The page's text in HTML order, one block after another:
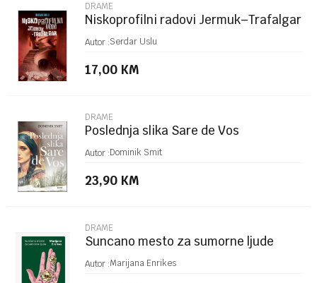
Poruka
POŠALJI
DRAME
Niskoprofilni radovi Jermuk–Trafalgar
Autor :Serdar Uslu
17,00 KM
DRAME
Poslednja slika Sare de Vos
Autor :Dominik Smit
23,90 KM
DRAME
Suncano mesto za sumorne ljude
Autor :Marijana Enrikes